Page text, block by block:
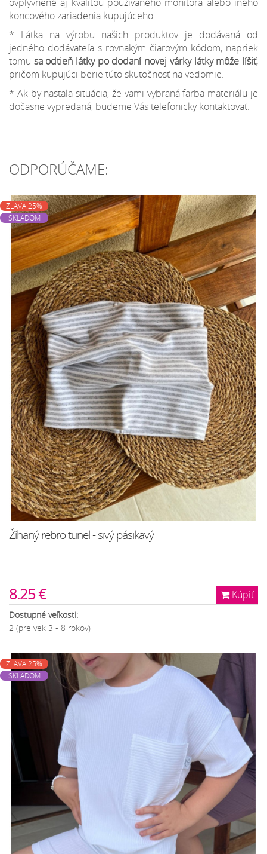
koncového zariadenia kupujúceho.
* Látka na výrobu našich produktov je dodávaná od
jedného dodávateľa s rovnakým čiarovým kódom, napriek
tomu sa odtieň látky po dodaní novej várky látky môže líšiť,
pričom kupujúci berie túto skutočnosť na vedomie.
* Ak by nastala situácia, že vami vybraná farba materiálu je
dočasne vypredaná, budeme Vás telefonicky kontaktovať.
ODPORÚČAME:
ZĽAVA 25%
SKLADOM
Žíhaný rebro tunel - sivý pásikavý
Kúpiť
8.25 €
Dostupné veľkosti:
2 (pre vek 3 - 8 rokov)
ZĽAVA 25%
SKLADOM